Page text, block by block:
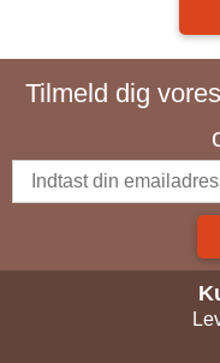
Tilmeld dig